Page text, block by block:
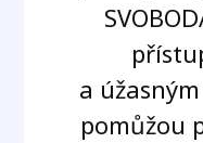
a
pomůžou